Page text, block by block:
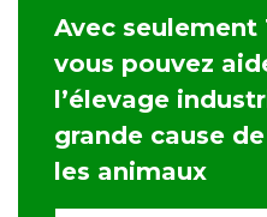
Avec seulement
vous pouvez
l’élevage
grande cause
les animaux